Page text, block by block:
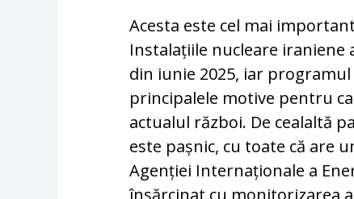
Acesta este cel mai
Instalațiile nucleare
din iunie 2025, iar
principalele motive pentru
actualul război. De cealaltă
este pașnic, cu toate că are
Agenției Internaționale a
însărcinat cu monitorizarea